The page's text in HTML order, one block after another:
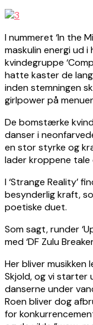
I nummeret ‘In the
maskulin energi ud
kvindegruppe
hatte kaster de
inden stemningen
girlpower på
De bomstærke
danser i
en stor styrke og
lader kroppene
I ‘Strange Reality’
besynderlig kraft,
poetiske duet.
Som sagt, runder
med ‘DF Zulu
Her bliver
Skjold, og vi starter
danserne under
Roen bliver dog
for